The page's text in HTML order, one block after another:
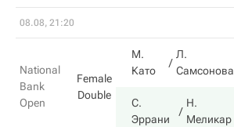
08.08, 21:20
National
Bank
Open
Female
Double
М.
Като
Л.
Самсонова
С.
Эррани
Н.
Меликар